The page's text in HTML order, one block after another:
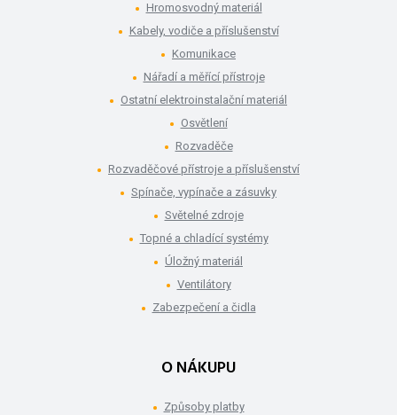
Hromosvodný materiál
Kabely, vodiče a příslušenství
Komunikace
Nářadí a měřící přístroje
Ostatní elektroinstalační materiál
Osvětlení
Rozvaděče
Rozvaděčové přístroje a příslušenství
Spínače, vypínače a zásuvky
Světelné zdroje
Topné a chladící systémy
Úložný materiál
Ventilátory
Zabezpečení a čidla
O NÁKUPU
Způsoby platby